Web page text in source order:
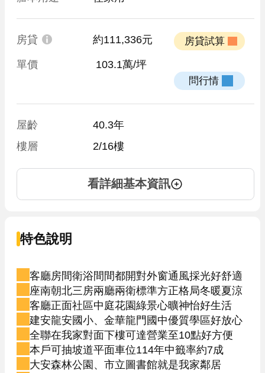
房貸 約111,336元
單價 103.1萬/坪
屋齡
40.3年
樓層
2/16樓
看詳細基本資訊
特色說明
客廳房間衛浴間間都開對外窗通風採光好舒適
座南朝北三房兩廳兩衛標準方正格局冬暖夏涼
客廳正面社區中庭花園綠景心曠神怡好生活
建安龍安國小、金華龍門國中優質學區好放心
全聯在我家對面下樓可達營業至10點好方便
本戶可抽坡道平面車位114年中籤率約7成
大安森林公園、市立圖書館就是我家鄰居